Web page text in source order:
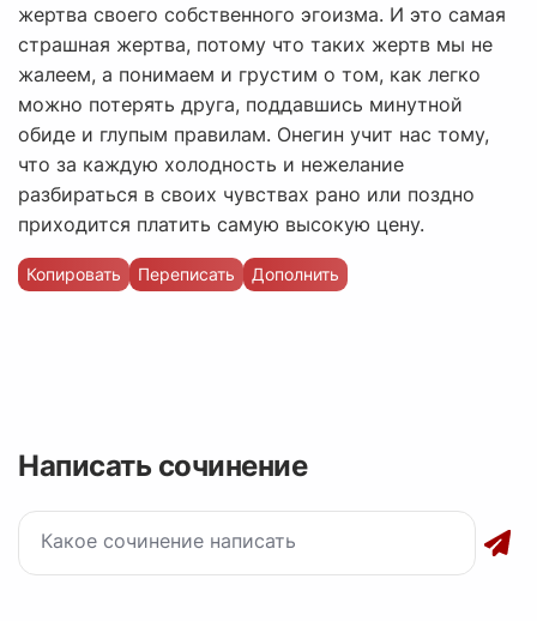
жертва своего собственного эгоизма. И это самая
страшная жертва, потому что таких жертв мы не
жалеем, а понимаем и грустим о том, как легко
можно потерять друга, поддавшись минутной
обиде и глупым правилам. Онегин учит нас тому,
что за каждую холодность и нежелание
разбираться в своих чувствах рано или поздно
приходится платить самую высокую цену.
Копировать Переписать Дополнить
Написать сочинение